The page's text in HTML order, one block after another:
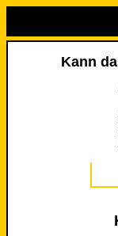
Kann